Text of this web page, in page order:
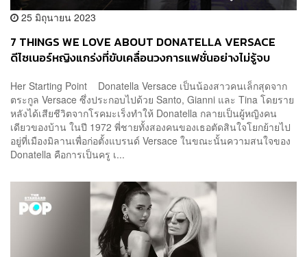
25 มิถุนายน 2023
7 THINGS WE LOVE ABOUT DONATELLA VERSACE
ดีไซเนอร์หญิงแกร่งที่ขับเคลื่อนวงการแฟชั่นอย่างไม่รู้จบ
Her Starting Point Donatella Versace เป็นน้องสาวคนเล็กสุดจาก
ตระกูล Versace ซึ่งประกอบไปด้วย Santo, Gianni และ Tina โดยราย
หลังได้เสียชีวิตจากโรคมะเร็งทำให้ Donatella กลายเป็นผู้หญิงคน
เดียวของบ้าน ในปี 1972 พี่ชายทั้งสองคนของเธอตัดสินใจโยกย้ายไป
อยู่ที่เมืองมิลานเพื่อก่อตั้งแบรนด์ Versace ในขณะนั้นความสนใจของ
Donatella คือการเป็นครู เ...